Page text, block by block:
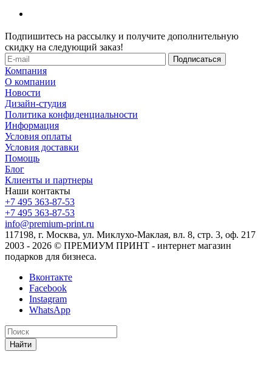
Подпишитесь на рассылку и получите дополнительную
скидку на следующий заказ!
Компания
О компании
Новости
Дизайн-студия
Политика конфиденциальности
Информация
Условия оплаты
Условия доставки
Помощь
Блог
Клиенты и партнеры
Наши контакты
+7 495 363-87-53
+7 495 363-87-53
info@premium-print.ru
117198, г. Москва, ул. Миклухо-Маклая, вл. 8, стр. 3, оф. 217
2003 - 2026 © ПРЕМИУМ ПРИНТ - интернет магазин
подарков для бизнеса.
Вконтакте
Facebook
Instagram
WhatsApp
Найти